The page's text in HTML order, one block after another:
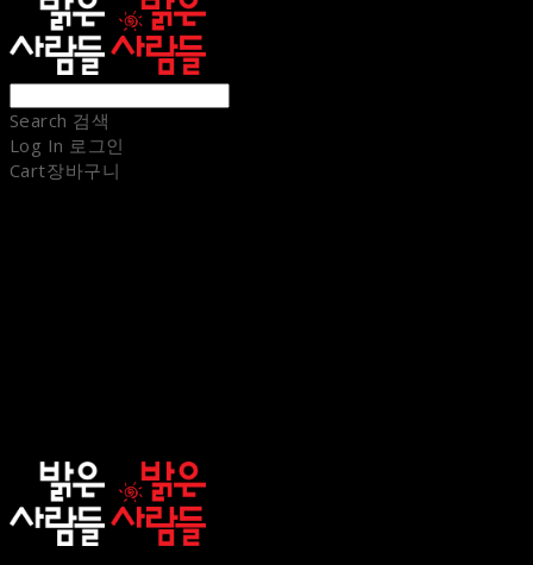
Search 검색
Log In 로그인
Cart장바구니